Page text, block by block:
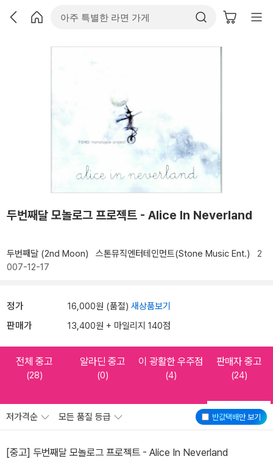
두번째달 모놀로그 프로젝트 - Alice In Neverland
두번째달 (2nd Moon) 스톤뮤직엔터테인먼트(Stone Music Ent.) 2
007-12-17
정가 16,000원 (품절) 새상품보기
판매가 13,400원 + 마일리지 140점
전체 중고
(28)
알라딘 중고
(0)
이 광활한 우주점
(4)
판매자 중고
(24)
반값택배만 보기
저가격순 모든 품질 등급
[중고] 두번째달 모놀로그 프로젝트 - Alice In Neverland